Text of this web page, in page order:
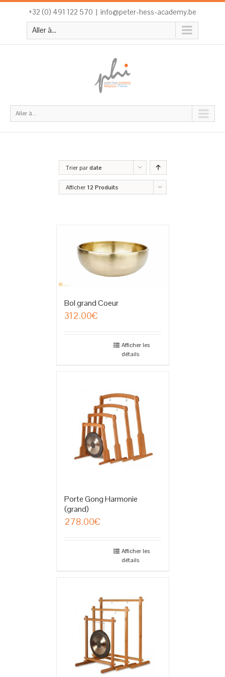
+32 (0) 491 122 570 | info@peter-hess-academy.be
Aller à...
Aller à...
Trier pardate
Afficher 12 Produits
Bol grand Coeur
312.00€
Afficher les
détails
Porte Gong Harmonie
(grand)
278.00€
Afficher les
détails